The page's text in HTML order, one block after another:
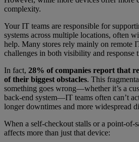
complexity.
Your IT teams are responsible for
systems across multiple locations, often
help. Many stores rely mainly on remote
challenges in both visibility and response
In fact, 28% of companies report that
of their biggest obstacles. This
something goes wrong—whether it’s a
back-end system—IT teams often can’t
longer downtimes and more widespread
When a self-checkout stalls or a point-of-
affects more than just that device: